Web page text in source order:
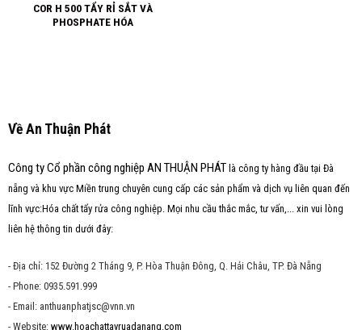
COR H 500 TẨY RỈ SẮT VÀ
PHOSPHATE HÓA
Về An Thuận Phát
Công ty Cổ phần công nghiệp AN THUẬN PHÁT là công ty hàng đầu tại Đà
nẵng và khu vực Miền trung chuyên cung cấp các sản phẩm và dịch vụ liên quan đến
lĩnh vực:Hóa chất tẩy rửa công nghiệp. Mọi nhu cầu thắc mắc, tư vấn,... xin vui lòng
liên hệ thông tin dưới đây:
- Địa chỉ: 152 Đường 2 Tháng 9, P. Hòa Thuận Đông, Q. Hải Châu, TP. Đà Nẵng
- Phone: 0935.591.999
- Email: anthuanphatjsc@vnn.vn
- Website: www.hoachattayruadanang.com